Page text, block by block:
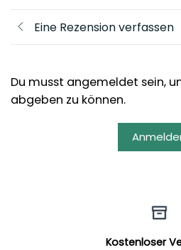
Eine Rezension verfassen
Du musst angemeldet sein,
abgeben zu können.
Kostenloser